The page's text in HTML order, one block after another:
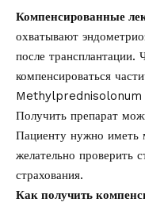
Компенсированные
охватывают
после трансплантации.
компенсироваться
Methylprednisolonum
Получить препарат
Пациенту нужно иметь
желательно проверить
страхования.
Как получить